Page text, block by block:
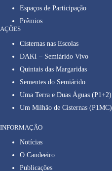
Espaços de Participação
Prêmios
AÇÕES
Cisternas nas Escolas
DAKI – Semiárido Vivo
Quintais das Margaridas
Sementes do Semiárido
Uma Terra e Duas Águas (P1+2)
Um Milhão de Cisternas (P1MC)
INFORMAÇÃO
Notícias
O Candeeiro
Publicações